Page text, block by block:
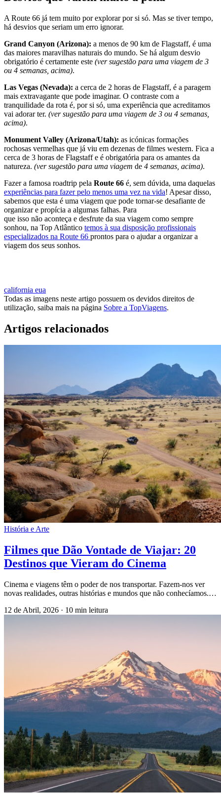
A Route 66 já tem muito por explorar por si só. Mas se tiver tempo,
há desvios que seriam um erro ignorar.
Grand Canyon (Arizona): a menos de 90 km de Flagstaff, é uma
das maiores maravilhas naturais do mundo. Se há algum desvio
obrigatório é certamente este (ver sugestão para uma viagem de 3
ou 4 semanas, acima).
Las Vegas (Nevada): a cerca de 2 horas de Flagstaff, é a paragem
mais extravagante que pode imaginar. O contraste com a
tranquilidade da rota é, por si só, uma experiência que acreditamos
vai adorar ter. (ver sugestão para uma viagem de 3 ou 4 semanas,
acima).
Monument Valley (Arizona/Utah): as icónicas formações
rochosas vermelhas que já viu em dezenas de filmes western. Fica a
cerca de 3 horas de Flagstaff e é obrigatória para os amantes da
natureza. (ver sugestão para uma viagem de 4 semanas, acima).
Fazer a famosa roadtrip pela Route 66 é, sem dúvida, uma daquelas
experiências para fazer pelo menos uma vez na vida! Apesar disso,
sabemos que esta é uma viagem que pode tornar-se desafiante de
organizar e propícia a algumas falhas. Para
que isso não aconteça e desfrute da sua viagem como sempre
sonhou, na Top Atlântico temos à sua disposição profissionais
especializados na Route 66 prontos para o ajudar a organizar a
viagem dos seus sonhos.
california eua
Todas as imagens neste artigo possuem os devidos direitos de
utilização, saiba mais na página Sobre a TopViagens.
Artigos relacionados
História e Arte
Filmes que Dão Vontade de Viajar: 20
Destinos que Vieram do Cinema
Cinema e viagens têm o poder de nos transportar. Fazem-nos ver
novas realidades, outras histórias e mundos que não conhecíamos.…
12 de Abril, 2026 · 10 min leitura